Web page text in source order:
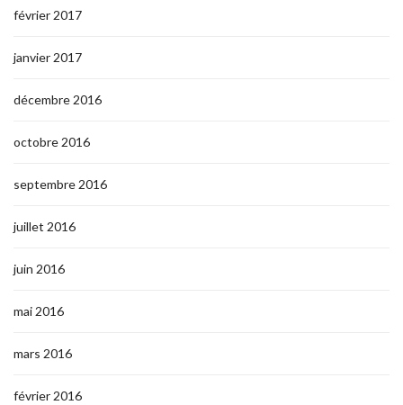
février 2017
janvier 2017
décembre 2016
octobre 2016
septembre 2016
juillet 2016
juin 2016
mai 2016
mars 2016
février 2016